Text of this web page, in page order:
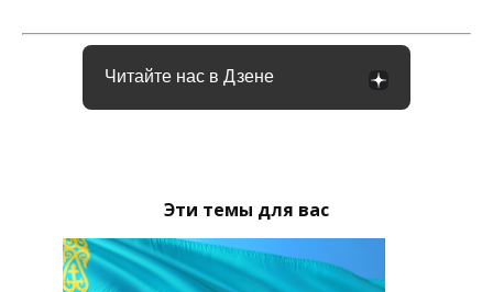
Читайте нас в Дзене
Эти темы для вас